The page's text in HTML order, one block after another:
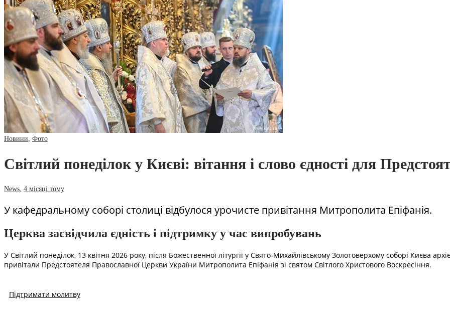
Новини Фото
Світлий понеділок у Києві: вітання і слово єдності для
News 4 місяці тому
У кафедральному соборі столиці відбулося урочисте привітання Митрополита Епіфанія.
Церква засвідчила єдність і підтримку у час випробувань
У Світлий понеділок, 13 квітня 2026 року, після Божественної літургії у Свято-Михайлівському Золотоверхому соборі Києва
привітали Предстоятеля Православної Церкви України Митрополита Епіфанія зі святом Світлого Христового Воскресіння.
Підтримати молитву